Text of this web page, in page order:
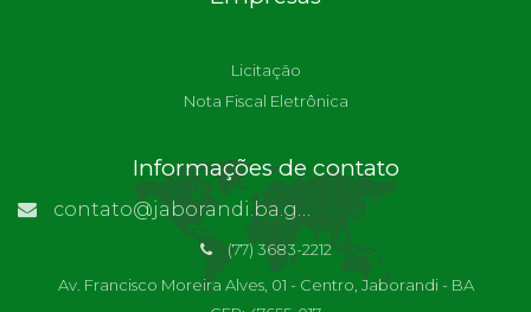
Licitação
Nota Fiscal Eletrônica
Informações de contato
contato@jaborandi.ba.gov.br | Funcionário Responsável: Ronaldo Da Paz Dourado
(77) 3683-2212
Av. Francisco Moreira Alves, 01 - Centro, Jaborandi - BA